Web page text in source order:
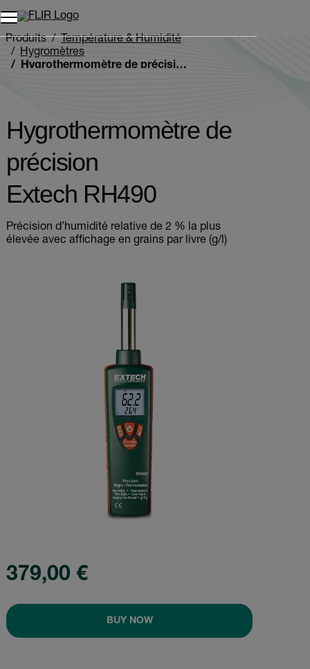
Unread messages
Modèle
Supprimer
articles
Ajouter au panier
Ajouté au panier
Produits
Température & Humidité
Hygromètres
Hygrothermomètre de précision Extech RH490
Hygrothermomètre de
précision
Extech RH490
Précision d’humidité relative de 2 % la plus
élevée avec affichage en grains par livre (g/l)
379,00 €
BUY NOW